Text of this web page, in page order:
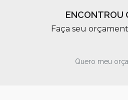
ENCONTROU
Faça seu
Quero meu